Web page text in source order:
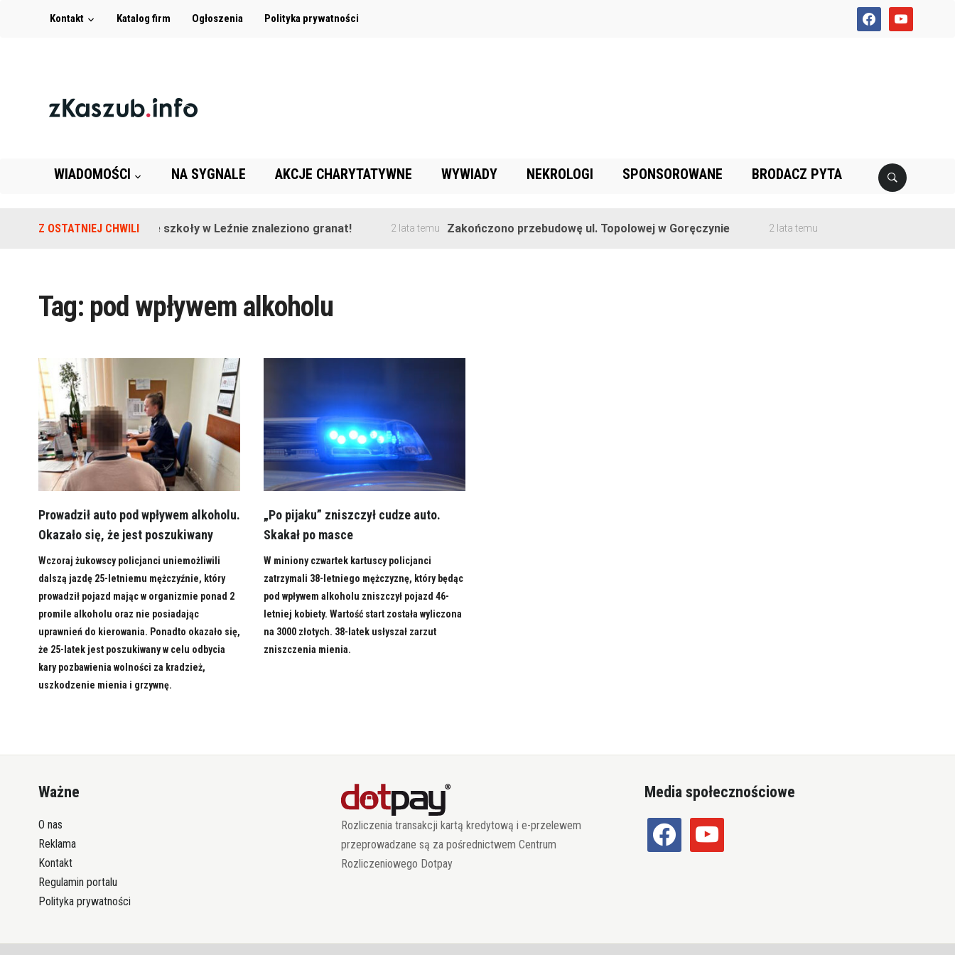
facebookyoutube
Kontakt Katalog firm Ogłoszenia Polityka prywatności
WIADOMOŚCI NA SYGNALE AKCJE CHARYTATYWNE WYWIADY NEKROLOGI SPONSOROWANE BRODACZ PYTA
Z OSTATNIEJ CHWILINa terenie szkoły w Leźnie znaleziono granat! 2 lata temu Zakończono przebudowę ul. Topolowej w Goręczynie 2 lata temu
Tag: pod wpływem alkoholu
Prowadził auto pod wpływem alkoholu.
Okazało się, że jest poszukiwany
Wczoraj żukowscy policjanci uniemożliwili
dalszą jazdę 25-letniemu mężczyźnie, który
prowadził pojazd mając w organizmie ponad 2
promile alkoholu oraz nie posiadając
uprawnień do kierowania. Ponadto okazało się,
że 25-latek jest poszukiwany w celu odbycia
kary pozbawienia wolności za kradzież,
uszkodzenie mienia i grzywnę.
„Po pijaku” zniszczył cudze auto.
Skakał po masce
W miniony czwartek kartuscy policjanci
zatrzymali 38-letniego mężczyznę, który będąc
pod wpływem alkoholu zniszczył pojazd 46-
letniej kobiety. Wartość start została wyliczona
na 3000 złotych. 38-latek usłyszał zarzut
zniszczenia mienia.
Ważne
O nas
Reklama
Kontakt
Regulamin portalu
Polityka prywatności
Rozliczenia transakcji kartą kredytową i e-przelewem
przeprowadzane są za pośrednictwem Centrum
Rozliczeniowego Dotpay
Media społecznościowe
facebook youtube